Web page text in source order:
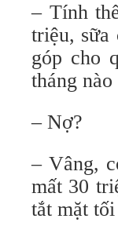
– Tính
triệu, sữa
góp cho
tháng
– Nợ?
– Vâng,
mất 30
tắt mặt